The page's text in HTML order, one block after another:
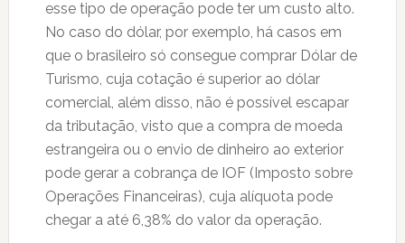
esse tipo de operação pode ter um custo alto.
No caso do dólar, por exemplo, há casos em
que o brasileiro só consegue comprar Dólar de
Turismo, cuja cotação é superior ao dólar
comercial, além disso, não é possível escapar
da tributação, visto que a compra de moeda
estrangeira ou o envio de dinheiro ao exterior
pode gerar a cobrança de IOF (Imposto sobre
Operações Financeiras), cuja alíquota pode
chegar a até 6,38% do valor da operação.